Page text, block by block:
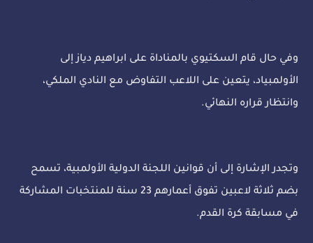
وفي حال قام السكتيوي بالمناداة على ابراهيم دياز إلى
الأولمبياد، يتعين على اللاعب التفاوض مع النادي الملكي،
وانتظار قراره النهائي.
وتجدر الإشارة إلى أن قوانين اللجنة الدولية الأولمبية، تسمح
بضم ثلاثة لاعبين تفوق أعمارهم 23 سنة للمنتخبات المشاركة
في مسابقة كرة القدم.